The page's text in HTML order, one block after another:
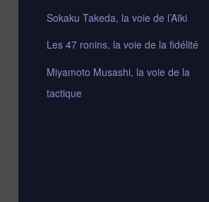
Sokaku Takeda, la voie de l’Aïki
Les 47 ronins, la voie de la fidélité
Miyamoto Musashi, la voie de la
tactique